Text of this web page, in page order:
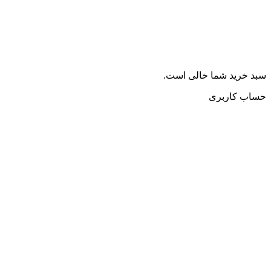
سبد خرید شما خالی است.
حساب کاربری